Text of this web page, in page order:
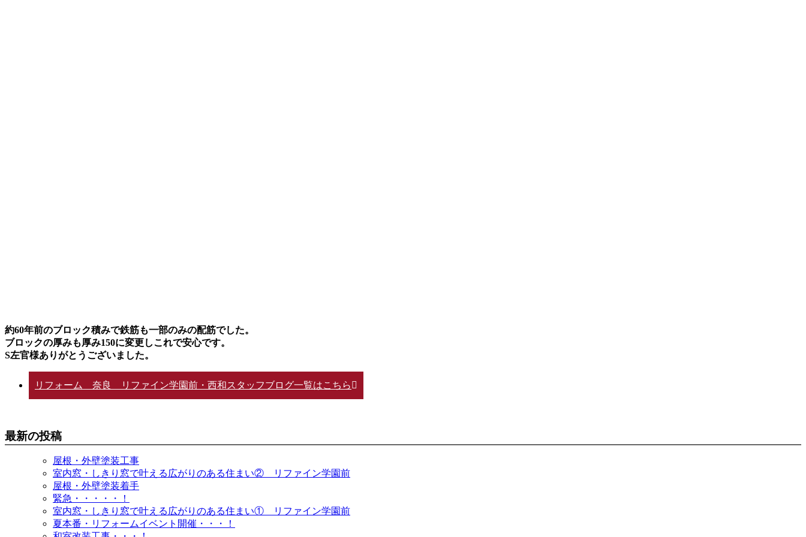
約60年前のブロック積みで鉄筋も一部のみの配筋でした。
ブロックの厚みも厚み150に変更しこれで安心です。
S左官様ありがとうございました。
リフォーム 奈良 リファイン学園前・西和スタッフブログ一覧はこちら
最新の投稿
屋根・外壁塗装工事
室内窓・しきり窓で叶える広がりのある住まい② リファイン学園前
屋根・外壁塗装着手
緊急・・・・・！
室内窓・しきり窓で叶える広がりのある住まい① リファイン学園前
夏本番・リフォームイベント開催・・・！